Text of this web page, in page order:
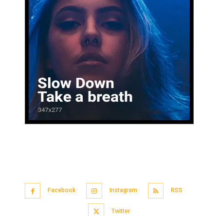
Facebook Instagram RSS
Twitter